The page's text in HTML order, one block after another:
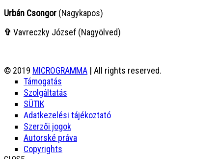
Urbán Csongor (Nagykapos)
✞ Vavreczky József (Nagyölved)
© 2019 MICROGRAMMA | All rights reserved.
Támogatás
Szolgáltatás
SÜTIK
Adatkezelési tájékoztató
Szerzői jogok
Autorské práva
Copyrights